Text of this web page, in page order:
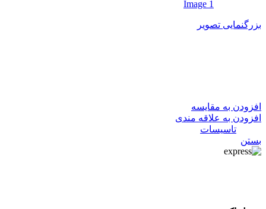
بزرگنمایی تصویر
افزودن به مقایسه
افزودن به علاقه مندی
تاسیسات
بستن